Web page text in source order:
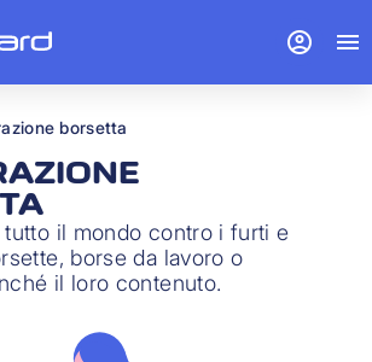
borsetta
il mondo contro i furti e
borse da lavoro o
il loro contenuto.
account_circle menu